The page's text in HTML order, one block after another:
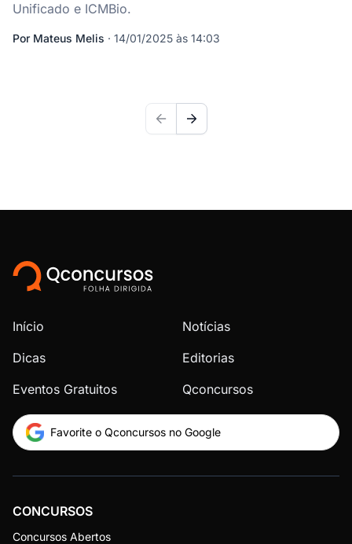
Unificado e ICMBio.
Por Mateus Melis · 14/01/2025 às 14:03
Início
Notícias
Dicas
Editorias
Eventos Gratuitos
Qconcursos
Favorite o Qconcursos no Google
CONCURSOS
Concursos Abertos